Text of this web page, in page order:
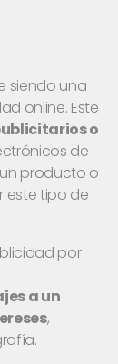
siendo una
online. Este
o
de
producto o
este tipo de
por
a un
,